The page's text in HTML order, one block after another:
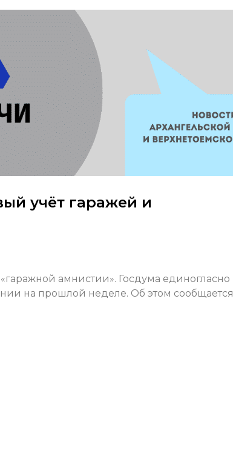
учёт гаражей и
амнистии». Госдума единогласно
на прошлой неделе. Об этом сообщается